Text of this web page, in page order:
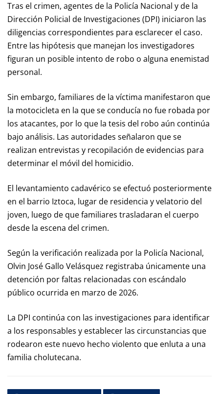
Tras el crimen, agentes de la Policía Nacional y de la
Dirección Policial de Investigaciones (DPI) iniciaron las
diligencias correspondientes para esclarecer el caso.
Entre las hipótesis que manejan los investigadores
figuran un posible intento de robo o alguna enemistad
personal.
Sin embargo, familiares de la víctima manifestaron que
la motocicleta en la que se conducía no fue robada por
los atacantes, por lo que la tesis del robo aún continúa
bajo análisis. Las autoridades señalaron que se
realizan entrevistas y recopilación de evidencias para
determinar el móvil del homicidio.
El levantamiento cadavérico se efectuó posteriormente
en el barrio Iztoca, lugar de residencia y velatorio del
joven, luego de que familiares trasladaran el cuerpo
desde la escena del crimen.
Según la verificación realizada por la Policía Nacional,
Olvin José Gallo Velásquez registraba únicamente una
detención por faltas relacionadas con escándalo
público ocurrida en marzo de 2026.
La DPI continúa con las investigaciones para identificar
a los responsables y establecer las circunstancias que
rodearon este nuevo hecho violento que enluta a una
familia cholutecana.